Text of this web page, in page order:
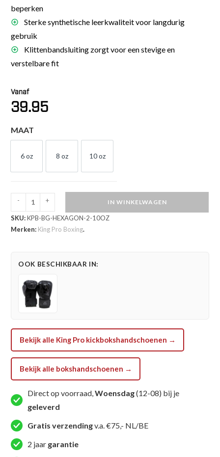
beperken
Sterke synthetische leerkwaliteit voor langdurig
gebruik
Klittenbandsluiting zorgt voor een stevige en
verstelbare fit
Vanaf
39.95
MAAT
6 oz 8 oz 10 oz
Pro
Boxing
Hexagon
(KPB
HEXAGON
aantal
- + IN WINKELWAGEN
SKU:KPB-BG-HEXAGON-2-10OZ
Merken: King Pro Boxing.
OOK BESCHIKBAAR IN:
Bekijk alle King Pro kickbokshandschoenen →
Bekijk alle bokshandschoenen →
Direct op voorraad,Woensdag(12-08) bij je
geleverd
Gratis verzendingv.a. €75,- NL/BE
2 jaar garantie